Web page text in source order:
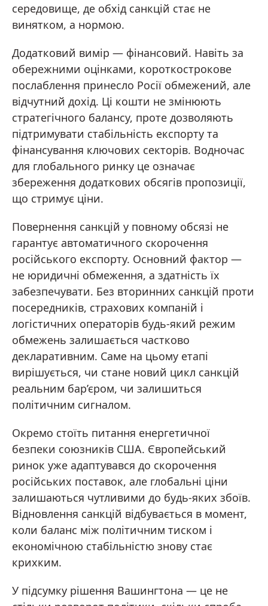
середовище, де обхід санкцій стає не
винятком, а нормою.
Додатковий вимір — фінансовий. Навіть за
обережними оцінками, короткострокове
послаблення принесло Росії обмежений, але
відчутний дохід. Ці кошти не змінюють
стратегічного балансу, проте дозволяють
підтримувати стабільність експорту та
фінансування ключових секторів. Водночас
для глобального ринку це означає
збереження додаткових обсягів пропозиції,
що стримує ціни.
Повернення санкцій у повному обсязі не
гарантує автоматичного скорочення
російського експорту. Основний фактор —
не юридичні обмеження, а здатність їх
забезпечувати. Без вторинних санкцій проти
посередників, страхових компаній і
логістичних операторів будь-який режим
обмежень залишається частково
декларативним. Саме на цьому етапі
вирішується, чи стане новий цикл санкцій
реальним бар’єром, чи залишиться
політичним сигналом.
Окремо стоїть питання енергетичної
безпеки союзників США. Європейський
ринок уже адаптувався до скорочення
російських поставок, але глобальні ціни
залишаються чутливими до будь-яких збоїв.
Відновлення санкцій відбувається в момент,
коли баланс між політичним тиском і
економічною стабільністю знову стає
крихким.
У підсумку рішення Вашингтона — це не